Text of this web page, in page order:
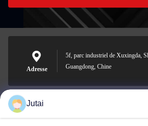
Adresse
5f, parc industriel de Xuxingda,
Guangdong, Chine
jutaisales18@gmail.com
Jutai